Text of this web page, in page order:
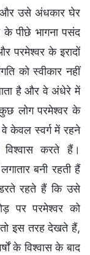
और उसे अंधकार घेर
पीछे भागना पसंद
परमेश्वर के इरादों
को स्वीकार नहीं
है और वे अंधेरे में
लोग परमेश्वर के
केवल स्वर्ग में रहने
करते हैं।
बनी रहती हैं
रहते हैं कि उसे
पर परमेश्वर को
इस तरह देखते हैं,
के विश्वास के बाद